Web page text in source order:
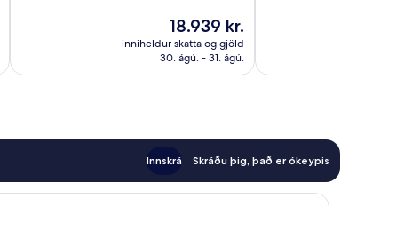
Verðið
er
18.939 kr.
18.939 kr.
inniheldur skatta og gjöld
30. ágú. - 31. ágú.
Innskrá Skráðu þig, það er ókeypis